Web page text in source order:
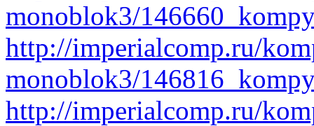
monoblok3/
http://imperialcomp.ru/
monoblok3/
http://imperialcomp.ru/